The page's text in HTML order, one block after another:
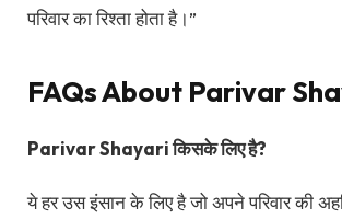
परिवार का रिश्ता होता है।”
FAQs About Parivar
Parivar Shayari किसके लिए है?
ये हर उस इंसान के लिए है जो अपने परिवार की